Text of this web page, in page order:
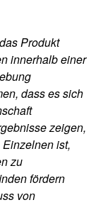
Produkt
innerhalb einer
dass es sich
zeigen,
ist,
zu
fördern
von